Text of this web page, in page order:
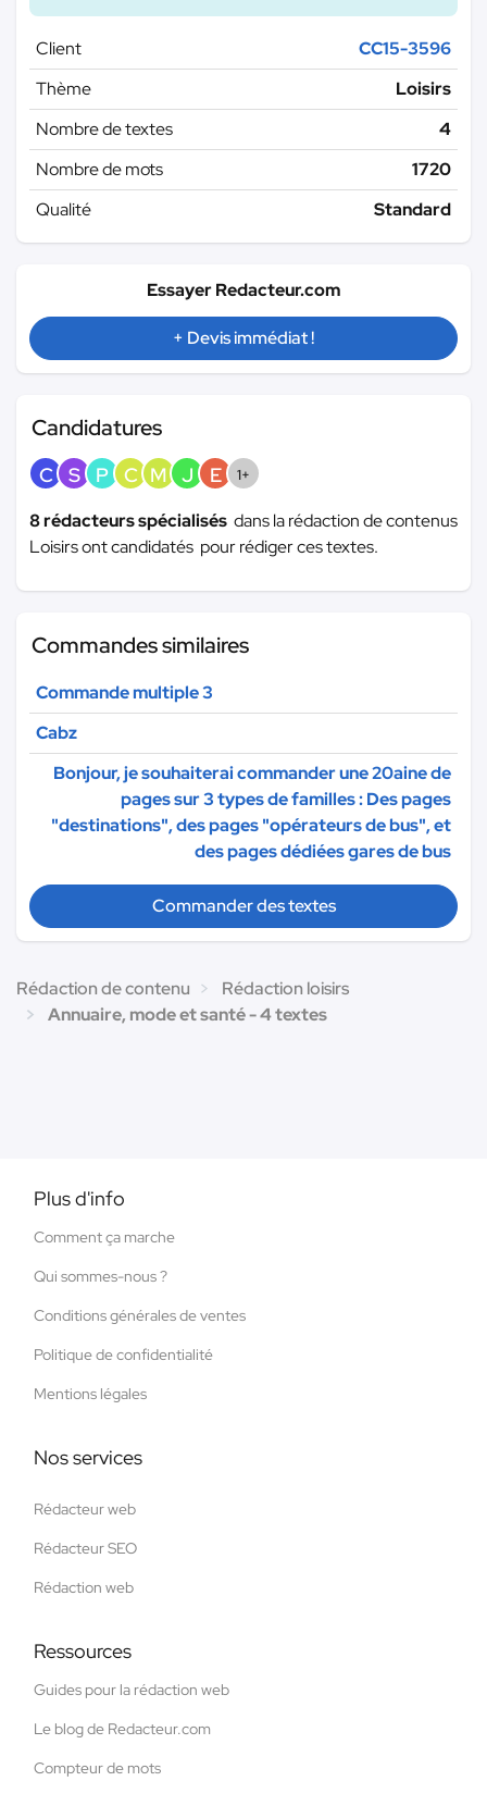
Client
CC15-3596
Thème
Loisirs
Nombre de textes
4
Nombre de mots
1720
Qualité
Standard
Essayer Redacteur.com
+ Devis immédiat !
Candidatures
C S P C M J E 1+
8 rédacteurs spécialisés dans la rédaction de contenus
Loisirs ont candidatés pour rédiger ces textes.
Commandes similaires
Commande multiple 3
Cabz
Bonjour, je souhaiterai commander une 20aine de
pages sur 3 types de familles : Des pages
"destinations", des pages "opérateurs de bus", et
des pages dédiées gares de bus
Commander des textes
Rédaction de contenu
Rédaction loisirs
Annuaire, mode et santé - 4 textes
Plus d'info
Comment ça marche
Qui sommes-nous ?
Conditions générales de ventes
Politique de confidentialité
Mentions légales
Nos services
Rédacteur web
Rédacteur SEO
Rédaction web
Ressources
Guides pour la rédaction web
Le blog de Redacteur.com
Compteur de mots